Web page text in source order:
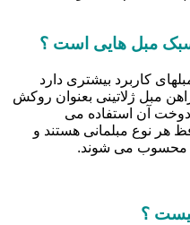
مبل هایی است ؟
کاربرد بیشتری دارد
مبل ژلاتینی بعنوان روکش
آن استفاده می
هر نوع مبلمانی هستند و
محسوب می شوند.
؟